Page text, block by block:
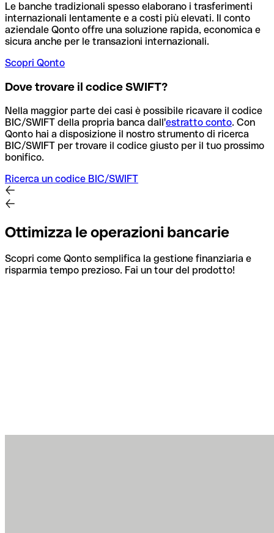
Le banche tradizionali spesso elaborano i trasferimenti
internazionali lentamente e a costi più elevati. Il conto
aziendale Qonto offre una soluzione rapida, economica e
sicura anche per le transazioni internazionali.
Scopri Qonto
Dove trovare il codice SWIFT?
Nella maggior parte dei casi è possibile ricavare il codice
BIC/SWIFT della propria banca dall'estratto conto. Con
Qonto hai a disposizione il nostro strumento di ricerca
BIC/SWIFT per trovare il codice giusto per il tuo prossimo
bonifico.
Ricerca un codice BIC/SWIFT
Ottimizza le operazioni bancarie
Scopri come Qonto semplifica la gestione finanziaria e
risparmia tempo prezioso. Fai un tour del prodotto!